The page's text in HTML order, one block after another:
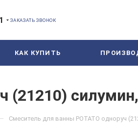
ЗАКАЗАТЬ ЗВОНОК
КАК КУПИТЬ
(21210)
Смеситель для ванны POTATO одноруч